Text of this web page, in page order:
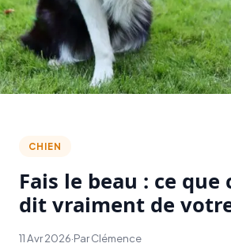
CHIEN
Fais le beau : ce que
dit vraiment de
11 Avr 2026·Par Clémence